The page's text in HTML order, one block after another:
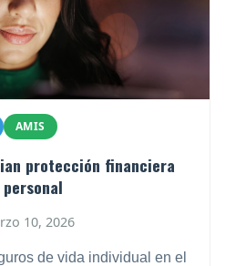
AMIS
protección financiera
10, 2026
de vida individual en el